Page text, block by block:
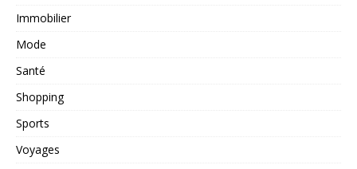
Immobilier
Mode
Santé
Shopping
Sports
Voyages